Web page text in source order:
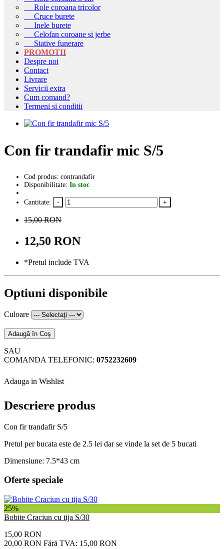
Role coroana tricolor
Cruce burete
Inele burete
Celofan coroane si jerbe
Stative funerare
PROMOTII
Despre noi
Contact
Livrare
Servicii extra
Cum comand?
Termeni si conditii
Con fir trandafir mic S/5
Cod produs: contrandafir
Disponibilitate: In stoc
Cantitate:
15,00 RON
12,50 RON
*Pretul include TVA
Optiuni disponibile
Culoare
Adaugă în Coş
SAU
COMANDA TELEFONIC: 0752232609
Adauga in Wishlist
Descriere produs
Con fir trandafir S/5
Pretul per bucata este de 2.5 lei dar se vinde la set de 5 bucati
Dimensiune: 7.5*43 cm
Oferte speciale
25%
Bobite Craciun cu tija S/30
15,00 RON
20,00 RON Fără TVA: 15,00 RON